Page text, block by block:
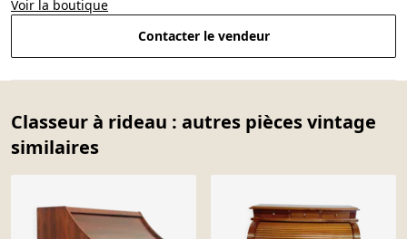
Voir la boutique
Contacter le vendeur
Classeur à rideau : autres pièces vintage
similaires